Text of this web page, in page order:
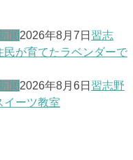
聞2026年8月7日 習志
が育てたラベンダーで
聞2026年8月6日 習志野
イーツ教室